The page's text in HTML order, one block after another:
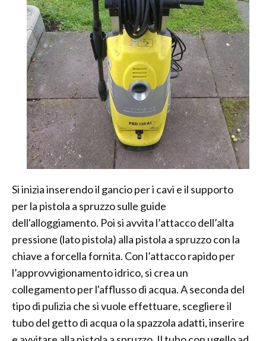
Si inizia inserendo il gancio per i cavi e il supporto
per la pistola a spruzzo sulle guide
dell'alloggiamento. Poi si avvita l’attacco dell’alta
pressione (lato pistola) alla pistola a spruzzo con la
chiave a forcella fornita. Con l’attacco rapido per
l’approvvigionamento idrico, si crea un
collegamento per l'afflusso di acqua. A seconda del
tipo di pulizia che si vuole effettuare, scegliere il
tubo del getto di acqua o la spazzola adatti, inserire